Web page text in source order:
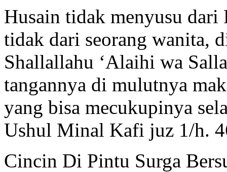
Husain tidak menyusu dari
tidak dari seorang wanita,
Shallallahu ‘Alaihi wa
tangannya di mulutnya
yang bisa mecukupinya
Ushul Minal Kafi juz 1/h.
Cincin Di Pintu Surga